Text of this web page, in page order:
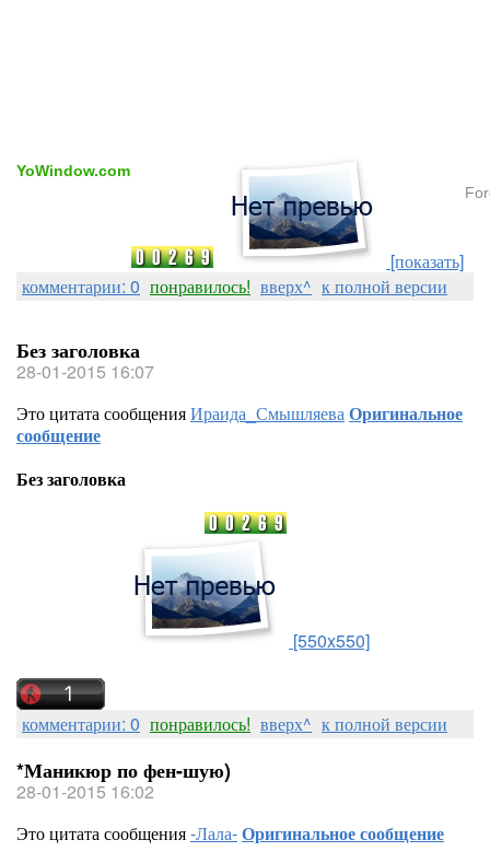
YoWindow.com
[показать]
комментарии: 0 понравилось! вверх^ к полной версии
Без заголовка
28-01-2015 16:07
Это цитата сообщенияИраида_СмышляеваОригинальное
сообщение
Без заголовка
[550x550]
комментарии: 0 понравилось! вверх^ к полной версии
*Маникюр по фен-шую)
28-01-2015 16:02
Это цитата сообщения-Лала-Оригинальное сообщение